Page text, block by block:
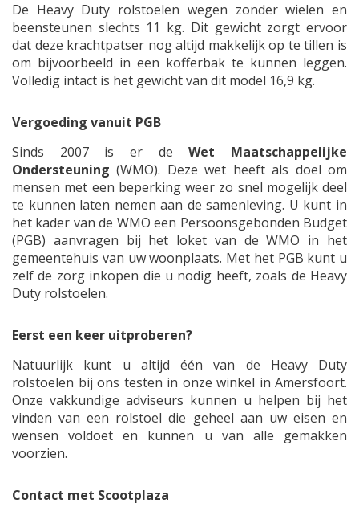
De Heavy Duty rolstoelen wegen zonder wielen en
beensteunen slechts 11 kg. Dit gewicht zorgt ervoor
dat deze krachtpatser nog altijd makkelijk op te tillen is
om bijvoorbeeld in een kofferbak te kunnen leggen.
Volledig intact is het gewicht van dit model 16,9 kg.
Vergoeding vanuit PGB
Sinds 2007 is er deWet Maatschappelijke
Ondersteuning (WMO). Deze wet heeft als doel om
mensen met een beperking weer zo snel mogelijk deel
te kunnen laten nemen aan de samenleving. U kunt in
het kader van de WMO een Persoonsgebonden Budget
(PGB) aanvragen bij het loket van de WMO in het
gemeentehuis van uw woonplaats. Met het PGB kunt u
zelf de zorg inkopen die u nodig heeft, zoals de Heavy
Duty rolstoelen.
Eerst een keer uitproberen?
Natuurlijk kunt u altijd één van de Heavy Duty
rolstoelen bij ons testen in onze winkel in Amersfoort.
Onze vakkundige adviseurs kunnen u helpen bij het
vinden van een rolstoel die geheel aan uw eisen en
wensen voldoet en kunnen u van alle gemakken
voorzien.
Contact met Scootplaza